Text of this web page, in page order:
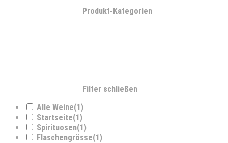
Produkt-Kategorien
Filter schließen
Alle Weine(1)
Startseite(1)
Spirituosen(1)
Flaschengrösse(1)